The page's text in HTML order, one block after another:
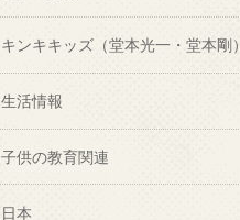
キンキキッズ（堂本光一・堂本剛）
生活情報
子供の教育関連
日本